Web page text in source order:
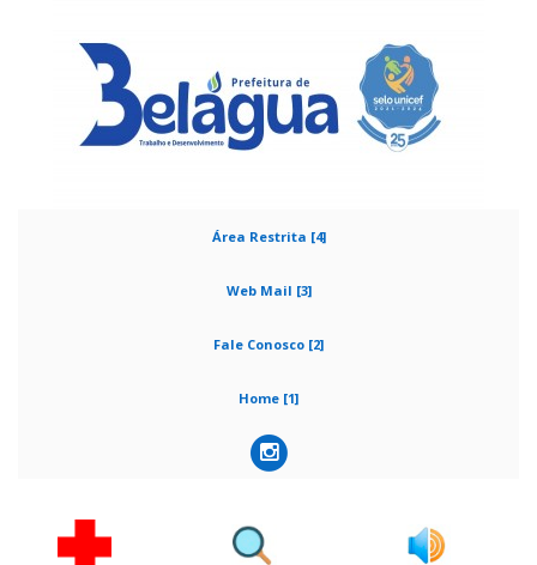
Área Restrita [4]
Web Mail [3]
Fale Conosco [2]
Home [1]